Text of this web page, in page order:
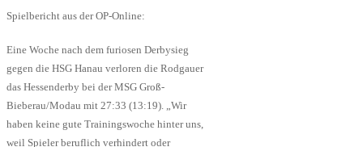
Spielbericht aus der OP-Online:
Eine Woche nach dem furiosen Derbysieg
gegen die HSG Hanau verloren die Rodgauer
das Hessenderby bei der MSG Groß-
Bieberau/Modau mit 27:33 (13:19). „Wir
haben keine gute Trainingswoche hinter uns,
weil Spieler beruflich verhindert oder